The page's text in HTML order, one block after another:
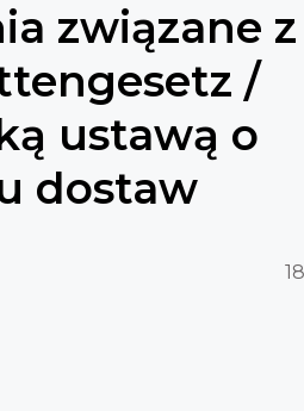
związane z
/
ustawą o
dostaw